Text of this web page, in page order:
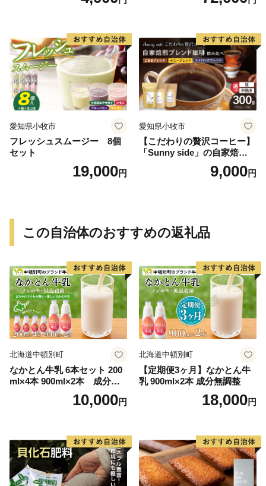
愛知県小牧市
フレッシュスムージー 8個
セット
19,000円
愛知県小牧市
【こだわりの贅沢コーヒー】
「Sunny side」の自家焙煎珈
琲ブレンド珈琲飲み比べセッ
9,000円
この自治体のおすすめの返礼品
北海道中頓別町
なかとん牛乳 6本セット 200
ml×4本 900ml×2本 成分無
10,000円
北海道中頓別町
【定期便3ヶ月】なかとん牛
乳 900ml×2本 成分無調整
18,000円